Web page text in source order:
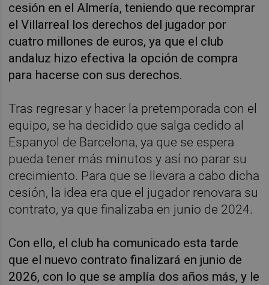
cesión en el Almería, teniendo que recomprar
el Villarreal los derechos del jugador por
cuatro millones de euros, ya que el club
andaluz hizo efectiva la opción de compra
para hacerse con sus derechos.
Tras regresar y hacer la pretemporada con el
equipo, se ha decidido que salga cedido al
Espanyol de Barcelona, ya que se espera
pueda tener más minutos y así no parar su
crecimiento. Para que se llevara a cabo dicha
cesión, la idea era que el jugador renovara su
contrato, ya que finalizaba en junio de 2024.
Con ello, el club ha comunicado esta tarde
que el nuevo contrato finalizará en junio de
2026, con lo que se amplía dos años más, y le